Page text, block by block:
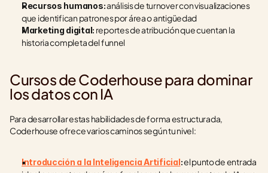
Recursos humanos: análisis de turnover con visualizaciones
que identifican patrones por área o antigüedad
Marketing digital: reportes de atribución que cuentan la
historia completa del funnel
Cursos de Coderhouse para dominar
los datos con IA
Para desarrollar estas habilidades de forma estructurada,
Coderhouse ofrece varios caminos según tu nivel:
Introducción a la Inteligencia Artificial: el punto de entrada